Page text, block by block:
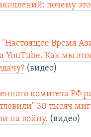
почему
Время
YouTube. Как мы
(видео)
комитета РФ
30 тысяч
на войну. (видео)